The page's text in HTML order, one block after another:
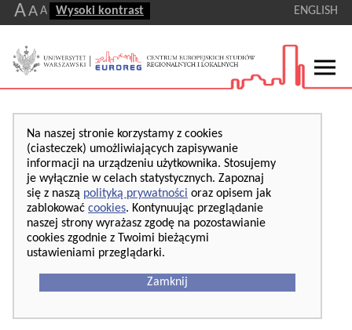
AA A Wysoki kontrast ENGLISH
Na naszej stronie korzystamy z cookies
(ciasteczek) umożliwiających zapisywanie
informacji na urządzeniu użytkownika. Stosujemy
je wyłącznie w celach statystycznych. Zapoznaj
się z naszą polityką prywatności oraz opisem jak
zablokować cookies. Kontynuując przeglądanie
naszej strony wyrażasz zgodę na pozostawianie
cookies zgodnie z Twoimi bieżącymi
ustawieniami przeglądarki.
Zamknij